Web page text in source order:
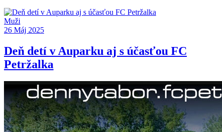
Muži
26 Máj 2025
Deň detí v Auparku aj s účasťou FC
Petržalka